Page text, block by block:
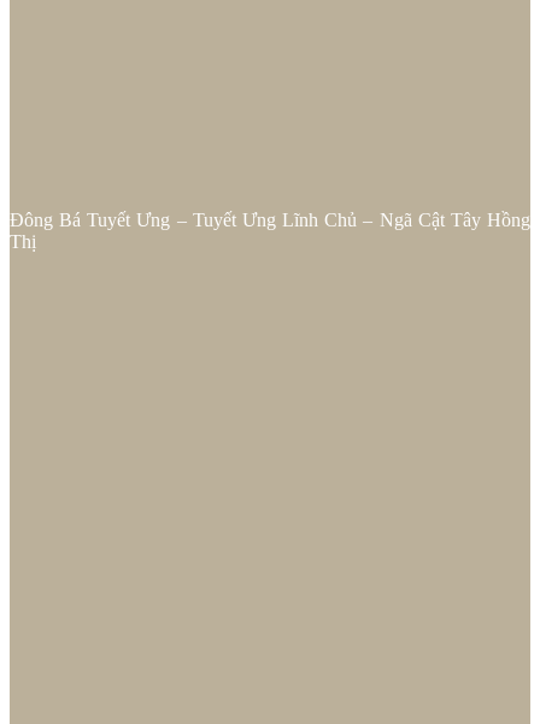
Đông Bá Tuyết Ưng – Tuyết Ưng Lĩnh Chủ – Ngã Cật Tây Hồng
Thị